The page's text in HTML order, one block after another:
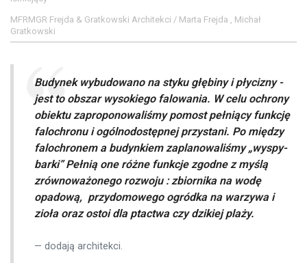
MFRMGR Frejda & Gratkowski Architekci / Marta Frejda , Michał
Gratkowski
Budynek wybudowano na styku głębiny i płycizny -
jest to obszar wysokiego falowania. W celu ochrony
obiektu zaproponowaliśmy pomost pełniący funkcję
falochronu i ogólnodostępnej przystani. Po między
falochronem a budynkiem zaplanowaliśmy „wyspy-
barki” Pełnią one różne funkcje zgodne z myślą
zrównoważonego rozwoju : zbiornika na wodę
opadową, przydomowego ogródka na warzywa i
zioła oraz ostoi dla ptactwa czy dzikiej plaży.
dodają architekci.